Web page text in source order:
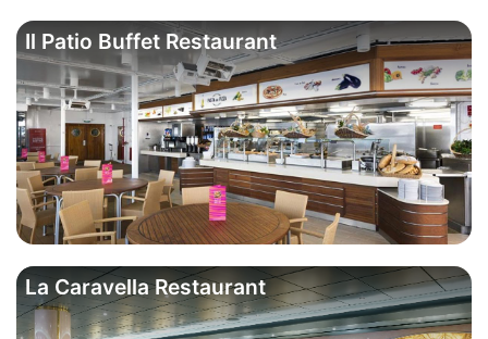
Il Patio Buffet Restaurant
La Caravella Restaurant